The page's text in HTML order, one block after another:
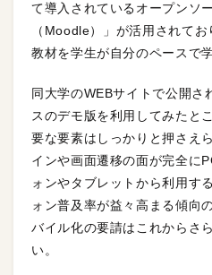
て導入されているオープンソ
（Moodle）」が活用されて
教材を学生が自分のペースで
同大学のWEBサイトで公開さ
スのデモ版を利用してみたと
要な要素はしっかりと押さえ
インや画面遷移の面が完全に
ォンやタブレットから利用す
ォン普及率が益々高まる傾向
バイル化の要請はこれからさ
い。